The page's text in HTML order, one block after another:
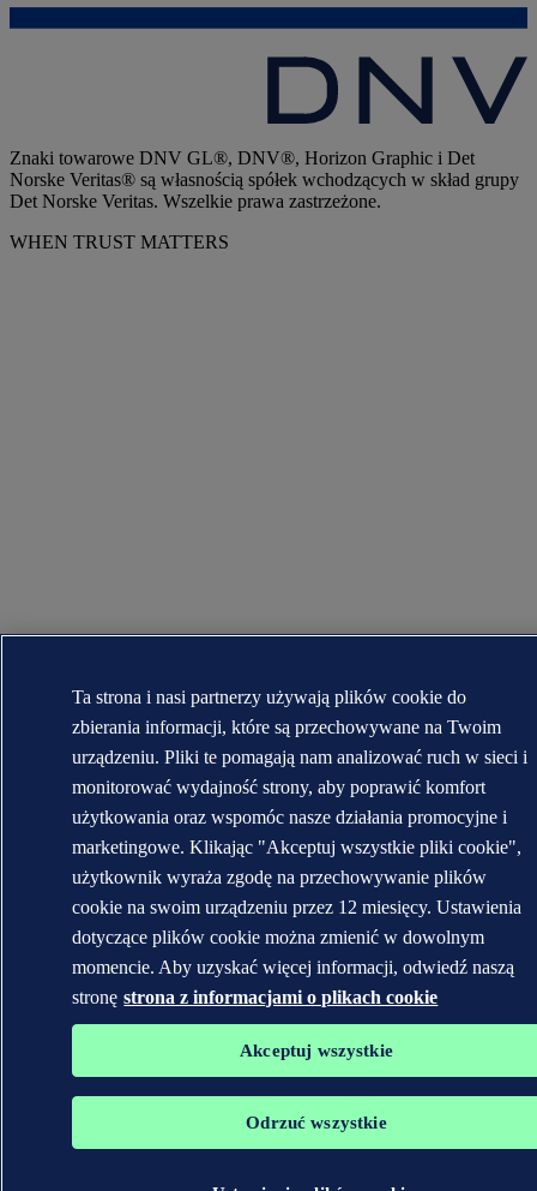
Znaki towarowe DNV GL®, DNV®, Horizon Graphic i Det
Norske Veritas® są własnością spółek wchodzących w skład grupy
Det Norske Veritas. Wszelkie prawa zastrzeżone.
WHEN TRUST MATTERS
Ta strona i nasi partnerzy używają plików cookie do
zbierania informacji, które są przechowywane na Twoim
urządzeniu. Pliki te pomagają nam analizować ruch w sieci i
monitorować wydajność strony, aby poprawić komfort
użytkowania oraz wspomóc nasze działania promocyjne i
marketingowe. Klikając "Akceptuj wszystkie pliki cookie",
użytkownik wyraża zgodę na przechowywanie plików
cookie na swoim urządzeniu przez 12 miesięcy. Ustawienia
dotyczące plików cookie można zmienić w dowolnym
momencie. Aby uzyskać więcej informacji, odwiedź naszą
stronę strona z informacjami o plikach cookie
Akceptuj wszystkie
Odrzuć wszystkie